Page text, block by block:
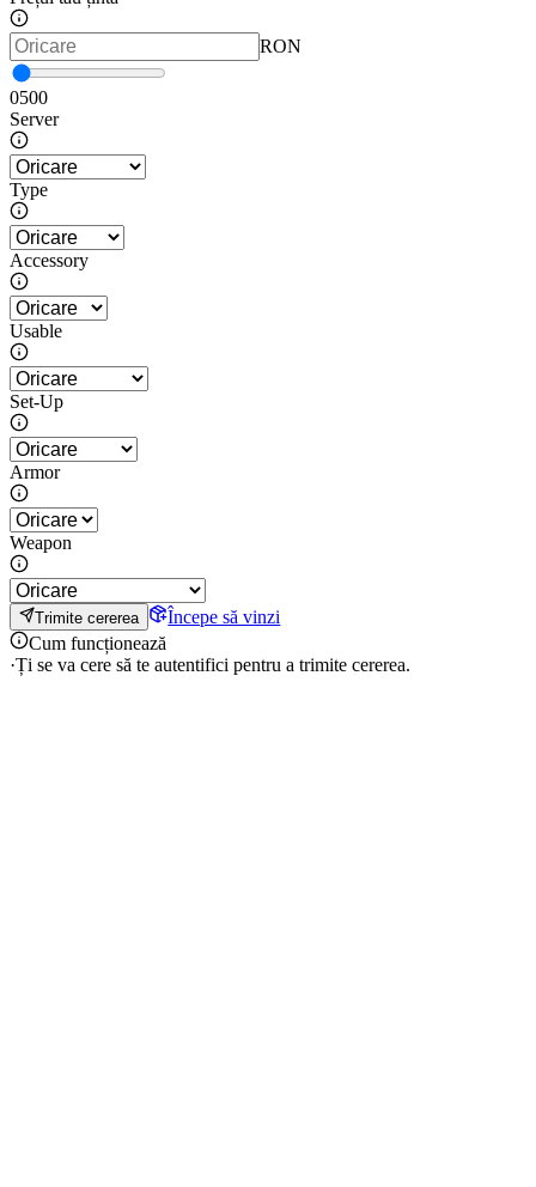
RON
0500
Server
Type
Accessory
Usable
Set-Up
Armor
Weapon
Trimite cererea
Începe să vinzi
Cum funcționează
·Ți se va cere să te autentifici pentru a trimite cererea.